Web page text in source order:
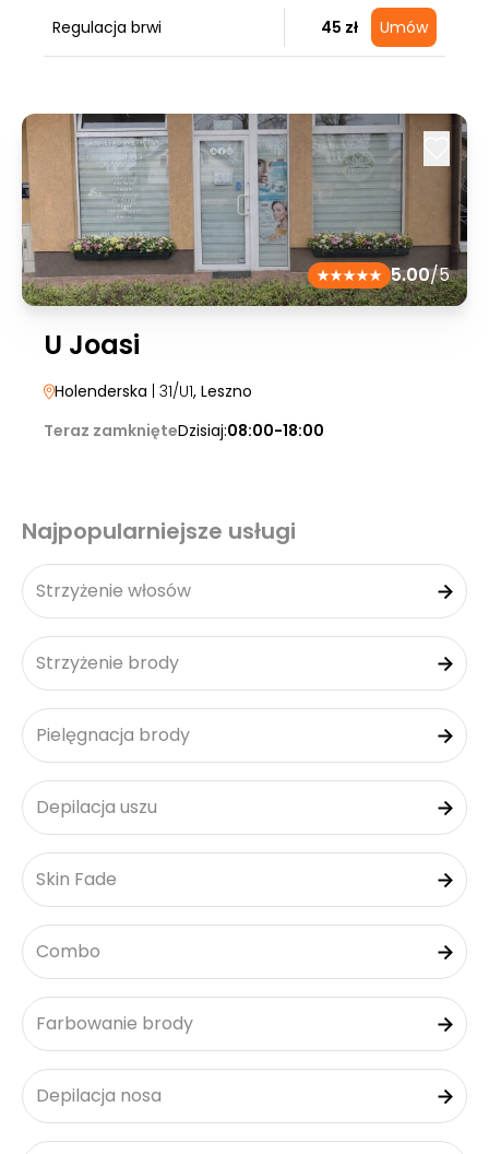
Regulacja brwi 45 zł Umów
5.00/5
U Joasi
Holenderska | 31/U1, Leszno
Teraz zamknięteDzisiaj:08:00-18:00
Najpopularniejsze usługi
Strzyżenie włosów
Strzyżenie brody
Pielęgnacja brody
Depilacja uszu
Skin Fade
Combo
Farbowanie brody
Depilacja nosa